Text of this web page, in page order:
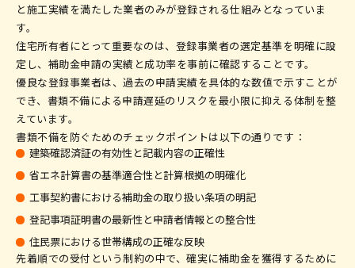
と施工実績を満たした業者のみが登録される仕組みとなっていま
す。
住宅所有者にとって重要なのは、登録事業者の選定基準を明確に設
定し、補助金申請の実績と成功率を事前に確認することです。
優良な登録事業者は、過去の申請実績を具体的な数値で示すことが
でき、書類不備による申請遅延のリスクを最小限に抑える体制を整
えています。
書類不備を防ぐためのチェックポイントは以下の通りです：
建築確認済証の有効性と記載内容の正確性
省エネ計算書の基準適合性と計算根拠の明確化
工事契約書における補助金の取り扱い条項の明記
登記事項証明書の最新性と申請者情報との整合性
住民票における世帯構成の正確な反映
先着順での受付という制約の中で、確実に補助金を獲得するために